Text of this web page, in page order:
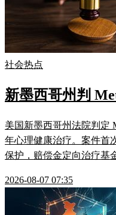
社会热点
新墨西哥州判
美国新墨西哥州法院判定
年心理健康治疗。案件首
保护，赔偿金定向治疗基
2026-08-07 07:35